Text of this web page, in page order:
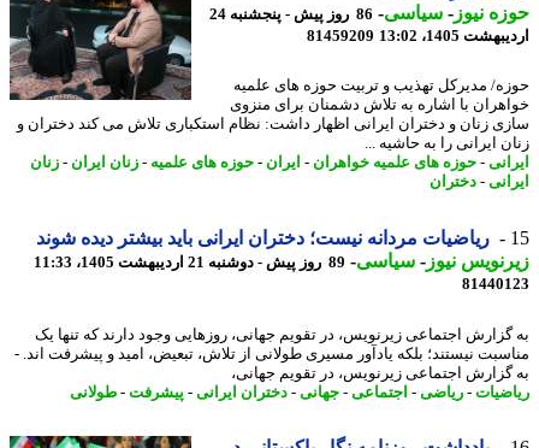
نیوز-سیاسی-
86 روز پیش - پنجشنبه 24
1405، 13:02
81459209
مدیرکل تهذیب و تربیت حوزه های علمیه
با اشاره به تلاش دشمنان برای منزوی
زنان و دختران ایرانی اظهار داشت: نظام استکباری تلاش می کند دختران و
ایرانی را به حاشیه ...
- حوزه های علمیه خواهران- ایران - حوزه های علمیه-زنان ایران -
زنان
- دختران
ریاضیات مردانه نیست؛ دختران ایرانی باید بیشتر دیده شوند
نیوز-سیاسی-89 روز پیش - دوشنبه 21 اردیبهشت 1405، 11:33
اجتماعی زیرنویس، در تقویم جهانی، روزهایی وجود دارند که تنها یک
نیستند؛ بلکه یادآور مسیری طولانی از تلاش، تبعیض، امید و پیشرفت اند. -
اجتماعی زیرنویس، در تقویم جهانی،
-ریاضی-اجتماعی-جهانی-دختران ایرانی- پیشرفت-طولانی